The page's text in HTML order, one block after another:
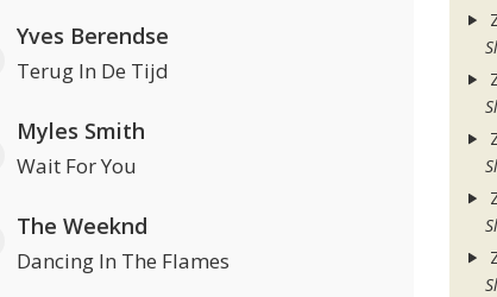
Yves Berendse
Terug In De Tijd
Myles Smith
Wait For You
The Weeknd
Dancing In The Flames